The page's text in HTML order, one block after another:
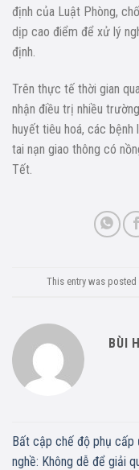
định của Luật Phòng,
dịp cao điểm để xử lý
định.
Trên thực tế thời gian
nhận điều trị nhiều
huyết tiêu hoá, các
tai nạn giao thông có
Tết.
This entry was posted
BÙI
Bất cập chế độ phụ cấp
nghề: Không dễ để giải